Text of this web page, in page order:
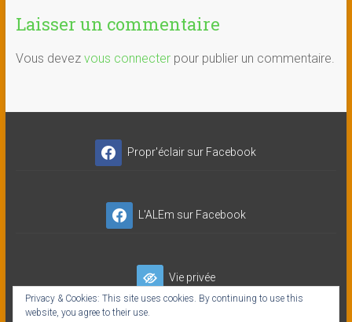
Laisser un commentaire
Vous devez vous connecterpour publier un commentaire.
Propr'éclair sur Facebook
L'ALEm sur Facebook
Vie privée
Privacy & Cookies: This site uses cookies. By continuing to use this
website, you agree to their use.